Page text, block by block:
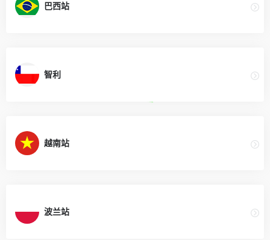
巴西站
智利
越南站
波兰站